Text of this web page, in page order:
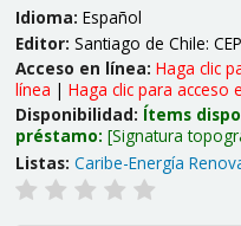
Idioma: Español
Editor: Santiago de Chile:
Acceso en línea: Haga clic
línea | Haga clic para acceso
Disponibilidad: Ítems
préstamo: Signatura
Listas: Caribe-Energía